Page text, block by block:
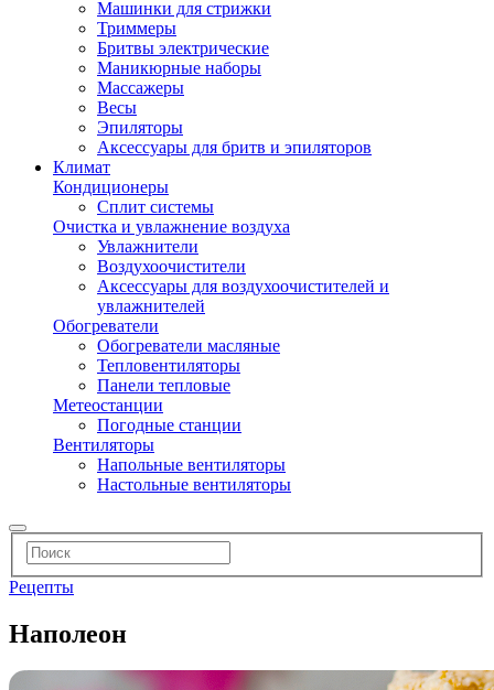
Машинки для стрижки
Триммеры
Бритвы электрические
Маникюрные наборы
Массажеры
Весы
Эпиляторы
Аксессуары для бритв и эпиляторов
Климат
Кондиционеры
Сплит системы
Очистка и увлажнение воздуха
Увлажнители
Воздухоочистители
Аксессуары для воздухоочистителей и
увлажнителей
Обогреватели
Обогреватели масляные
Тепловентиляторы
Панели тепловые
Метеостанции
Погодные станции
Вентиляторы
Напольные вентиляторы
Настольные вентиляторы
Рецепты
Наполеон